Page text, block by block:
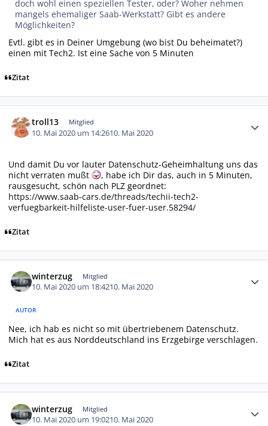
doch wohl einen speziellen Tester, oder? Woher nehmen
mangels ehemaliger Saab-Werkstatt? Gibt es andere
Möglichkeiten?
Evtl. gibt es in Deiner Umgebung (wo bist Du beheimatet?)
einen mit Tech2. Ist eine Sache von 5 Minuten
Zitat
troll13 Mitglied
10. Mai 2020 um 14:2610. Mai 2020
Und damit Du vor lauter Datenschutz-Geheimhaltung uns das
nicht verraten mußt
, habe ich Dir das, auch in 5 Minuten,
rausgesucht, schön nach PLZ geordnet:
https://www.saab-cars.de/threads/techii-tech2-
verfuegbarkeit-hilfeliste-user-fuer-user.58294/
Zitat
winterzug Mitglied
10. Mai 2020 um 18:4210. Mai 2020
AUTOR
Nee, ich hab es nicht so mit übertriebenem Datenschutz.
Mich hat es aus Norddeutschland ins Erzgebirge verschlagen.
Zitat
winterzug Mitglied
10. Mai 2020 um 19:0210. Mai 2020